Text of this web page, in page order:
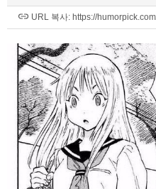
URL 복사: https://